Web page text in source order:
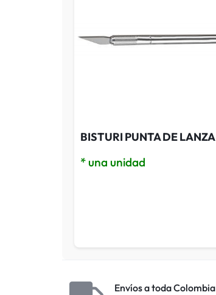
BISTURI PUNTA DE LANZA
* una unidad
Envíos a toda Colombia